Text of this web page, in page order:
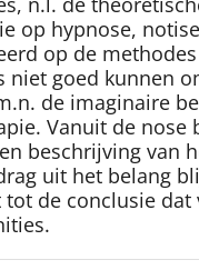
op hypnose,
op de
goed kunnen
de imaginaire
Vanuit de
beschrijving van
uit het belang
de conclusie